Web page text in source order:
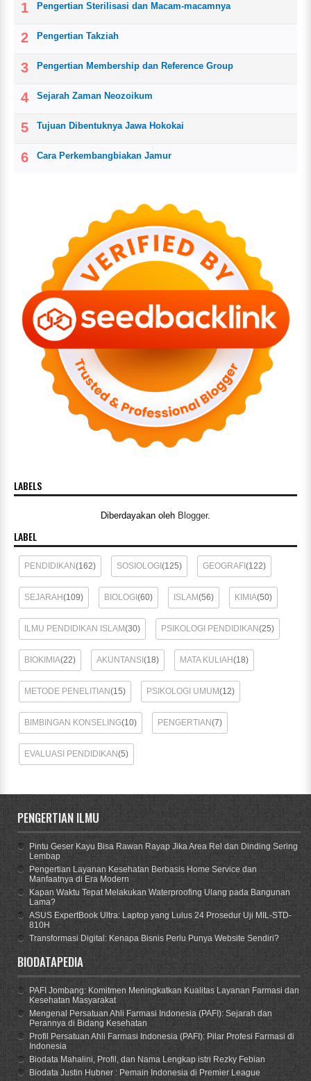
Pengertian Sterilisasi dan Macam-macamnya
Pengertian Takziah
Pengertian Membership dan Reference Group
Sejarah Zaman Neozoikum
Tujuan Dibentuknya Jawa Hokokai
Cara Perkembangbiakan Jamur
LABELS
Diberdayakan oleh Blogger.
LABEL
PENDIDIKAN(162) SOSIOLOGI (125) GEOGRAFI (122)
SEJARAH(109) BIOLOGI (60) ISLAM(56) KIMIA(50)
ILMU PENDIDIKAN ISLAM(30) PSIKOLOGI PENDIDIKAN(25)
BIOKIMIA(22) AKUNTANSI (18) MATA KULIAH(18)
METODE PENELITIAN(15) PSIKOLOGI UMUM(12)
BIMBINGAN KONSELING(10) PENGERTIAN(7)
EVALUASI PENDIDIKAN(5)
PENGERTIAN ILMU
Pintu Geser Kayu Bisa Rawan Rayap Jika Area Rel dan Dinding Sering
Lembap
Pengertian Layanan Kesehatan Berbasis Home Service dan
Manfaatnya di Era Modern
Kapan Waktu Tepat Melakukan Waterproofing Ulang pada Bangunan
Lama?
ASUS ExpertBook Ultra: Laptop yang Lulus 24 Prosedur Uji MIL-STD-
810H
Transformasi Digital: Kenapa Bisnis Perlu Punya Website Sendiri?
BIODATAPEDIA
PAFI Jombang: Komitmen Meningkatkan Kualitas Layanan Farmasi dan
Kesehatan Masyarakat
Mengenal Persatuan Ahli Farmasi Indonesia (PAFI): Sejarah dan
Perannya di Bidang Kesehatan
Profil Persatuan Ahli Farmasi Indonesia (PAFI): Pilar Profesi Farmasi di
Indonesia
Biodata Mahalini, Profil, dan Nama Lengkap istri Rezky Febian
Biodata Justin Hubner : Pemain Indonesia di Premier League